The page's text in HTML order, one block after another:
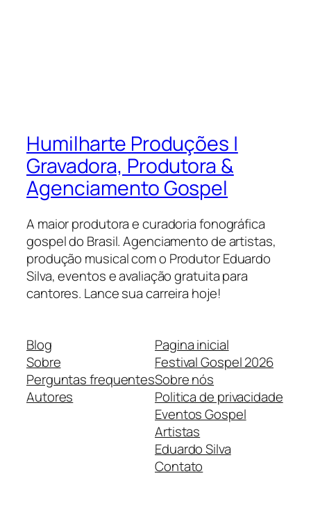
Humilharte Produções |
Gravadora, Produtora &
Agenciamento Gospel
A maior produtora e curadoria fonográfica
gospel do Brasil. Agenciamento de artistas,
produção musical com o Produtor Eduardo
Silva, eventos e avaliação gratuita para
cantores. Lance sua carreira hoje!
Blog
Sobre
Perguntas frequentes
Autores
Pagina inicial
Festival Gospel 2026
Sobre nós
Politica de privacidade
Eventos Gospel
Artistas
Eduardo Silva
Contato